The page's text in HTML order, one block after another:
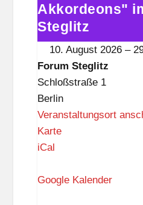
e
g
l
i
t
z
„600
Akkordeons"
im
Forum
Steglitz
Akkordeons"
Steglitz
10. August 2026 –
Forum Steglitz
Schloßstraße 1
Berlin
Veranstaltungsort
KarteF
u
iCal
Google Kalender